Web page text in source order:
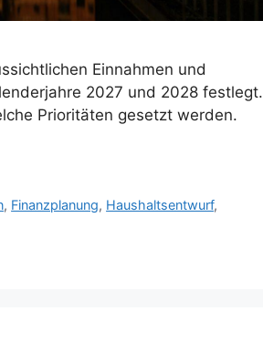
Einnahmen und
2027 und 2028 festlegt.
Prioritäten gesetzt werden.
, Finanzplanung, Haushaltsentwurf,